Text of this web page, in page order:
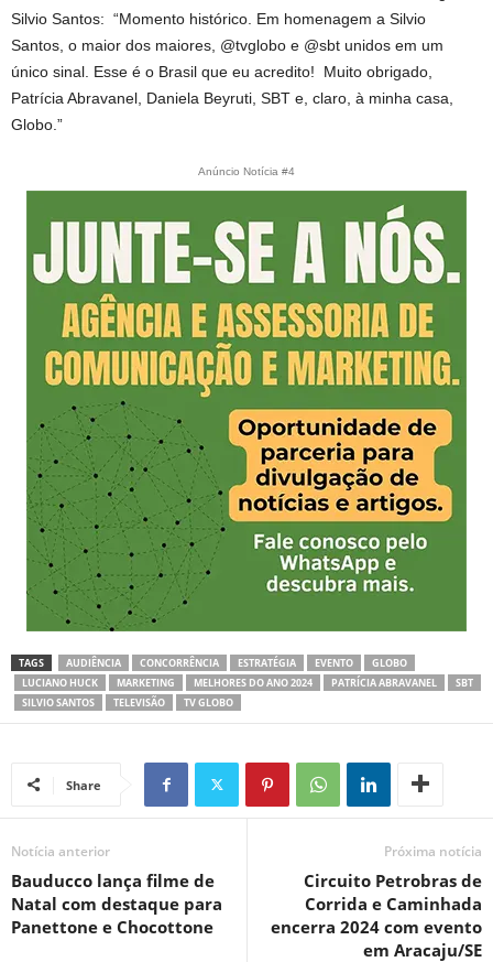
Silvio Santos: “Momento histórico. Em homenagem a Silvio
Santos, o maior dos maiores, @tvglobo e @sbt unidos em um
único sinal. Esse é o Brasil que eu acredito! Muito obrigado,
Patrícia Abravanel, Daniela Beyruti, SBT e, claro, à minha casa,
Globo.”
Anúncio Notícia #4
TAGS AUDIÊNCIA CONCORRÊNCIA ESTRATÉGIA EVENTO
GLOBO
LUCIANO HUCK
MARKETING MELHORES DO ANO 2024 PATRÍCIA ABRAVANEL
SBT
SILVIO SANTOS
TELEVISÃO TV GLOBO
Share
Notícia anterior
Bauducco lança filme de
Natal com destaque para
Panettone e Chocottone
Próxima notícia
Circuito Petrobras de
Corrida e Caminhada
encerra 2024 com evento
em Aracaju/SE